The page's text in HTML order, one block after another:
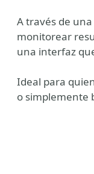
A través de
monitorear
una interfaz
Ideal para
o simplemente